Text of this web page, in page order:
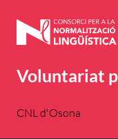
Voluntariat
CNL d'Osona